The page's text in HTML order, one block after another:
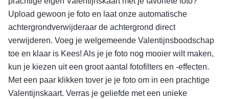
Upload gewoon je foto en laat onze automatische
achtergrondverwijderaar de achtergrond direct
verwijderen. Voeg je welgemeende Valentijnsboodschap
toe en klaar is Kees! Als je je foto nog mooier wilt maken,
kun je kiezen uit een groot aantal fotofilters en -effecten.
Met een paar klikken tover je je foto om in een prachtige
Valentijnskaart. Verras je geliefde met een unieke